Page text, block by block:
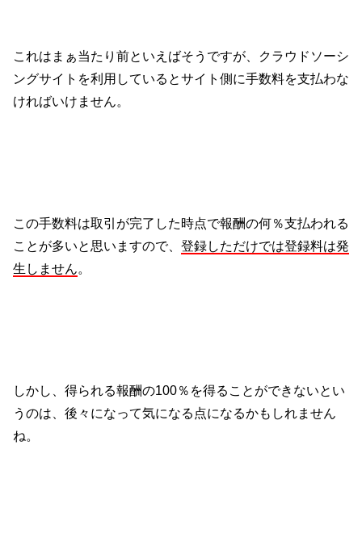
これはまぁ当たり前といえばそうですが、クラウドソーシ
ングサイトを利用しているとサイト側に手数料を支払わな
ければいけません。
この手数料は取引が完了した時点で報酬の何％支払われる
ことが多いと思いますので、 登録しただけでは登録料は発
生しません。
しかし、得られる報酬の100％を得ることができないとい
うのは、後々になって気になる点になるかもしれません
ね。